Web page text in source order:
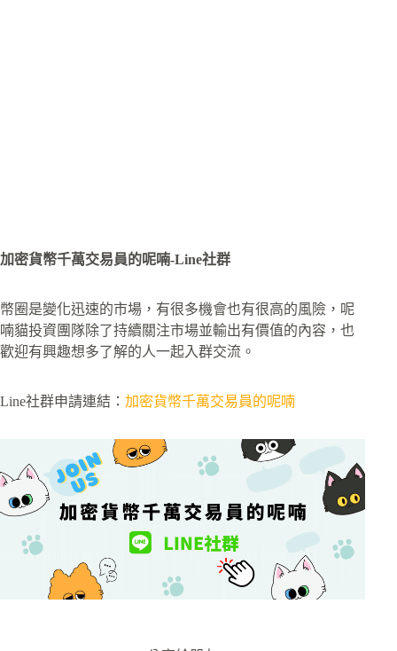
加密貨幣千萬交易員的呢喃-Line社群
幣圈是變化迅速的市場，有很多機會也有很高的風險，呢
喃貓投資團隊除了持續關注市場並輸出有價值的內容，也
歡迎有興趣想多了解的人一起入群交流。
Line社群申請連結： 加密貨幣千萬交易員的呢喃